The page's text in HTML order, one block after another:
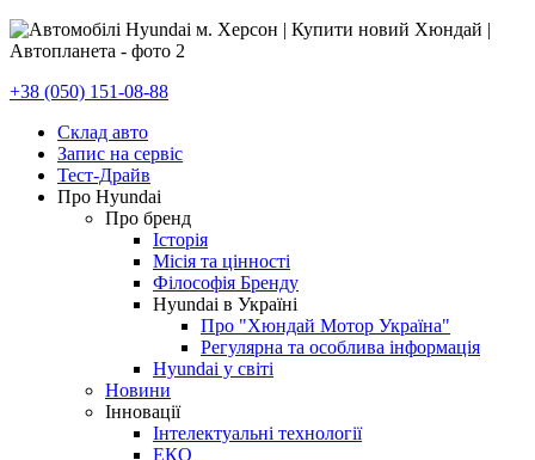
+38 (050) 151-08-88
Склад авто
Запис на сервіс
Тест-Драйв
Про Hyundai
Про бренд
Історія
Місія та цінності
Філософія Бренду
Hyundai в Україні
Про "Хюндай Мотор Україна"
Регулярна та особлива інформація
Hyundai у світі
Новини
Інновації
Інтелектуальні технології
ЕКО